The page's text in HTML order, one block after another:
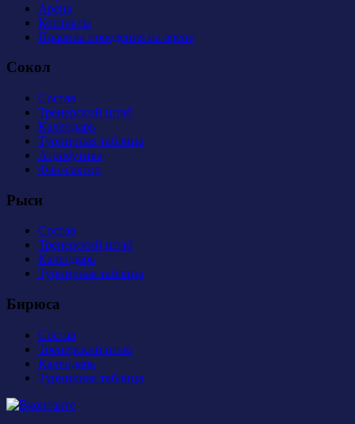
Арена
Контакты
Правила поведения на арене
Сокол
Состав
Тренерский штаб
Календарь
Турнирная таблица
Атрибутика
Фан-сектор
Рыси
Состав
Тренерский штаб
Календарь
Турнирная таблица
Бирюса
Состав
Тренерский штаб
Календарь
Турнирная таблица